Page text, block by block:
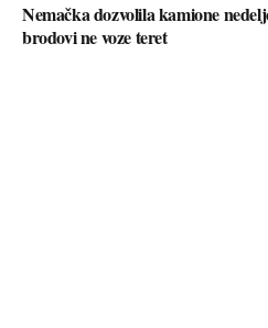
Nemačka dozvolila kamione
brodovi ne voze teret